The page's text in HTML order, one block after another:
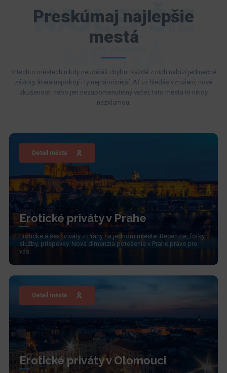
Preskúmaj najlepšie
mestá
NAJLEPŠIE
MESTÁ
V těchto městech nikdy neuděláš chybu. Každé z nich nabízí jedinečné
zážitky, která uspokojí i ty nejnáročnější. Ať už hledáš vzrušení, nové
zkušenosti nebo jen nezapomenutelný večer, tato města tě nikdy
nezklamou.
Detail města
Erotické priváty v Prahe
Erotické a sex priváty z Prahy na jednom mieste. Recenzie, fotky,
služby, príspevky. Nová dimenzia potešenia v Prahe práve pre
vás.
Detail města
Erotické priváty v Olomouci